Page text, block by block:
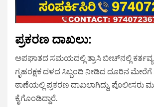
ಪ್ರಕರಣ ದಾಖಲು:
ಅಪಘಾತದ ಸಮಯದಲ್ಲಿ ತ್ರಾಸಿ ಬೀಚ್‌ನಲ್ಲಿ ಕರ್ತವ್ಯ
ಗೃಹರಕ್ಷಕ ದಳದ ಸಿಬ್ಬಂದಿ ನೀಡಿದ ದೂರಿನ
ಠಾಣೆಯಲ್ಲಿ ಪ್ರಕರಣ ದಾಖಲಾಗಿದ್ದು, ಪೊಲೀಸರು
ಕೈಗೊಂಡಿದ್ದಾರೆ.